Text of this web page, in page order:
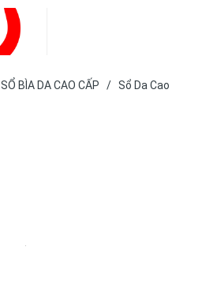
SỔ BÌA DA CAO CẤP / Sổ Da Cao